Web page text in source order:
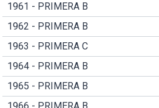
1961 - PRIMERA B
1962 - PRIMERA B
1963 - PRIMERA C
1964 - PRIMERA B
1965 - PRIMERA B